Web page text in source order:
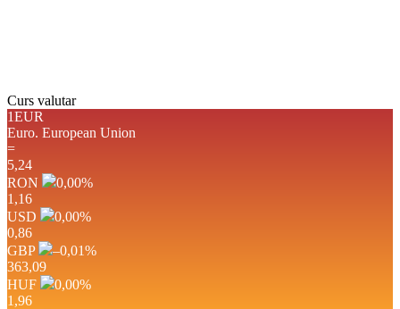
Curs valutar
1EUR
Euro. European Union
=
5,24
RON
0,00%
1,16
USD
0,00%
0,86
GBP
–0,01%
363,09
HUF
0,00%
1,96